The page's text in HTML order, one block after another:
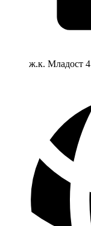
ж.к. Младост 4